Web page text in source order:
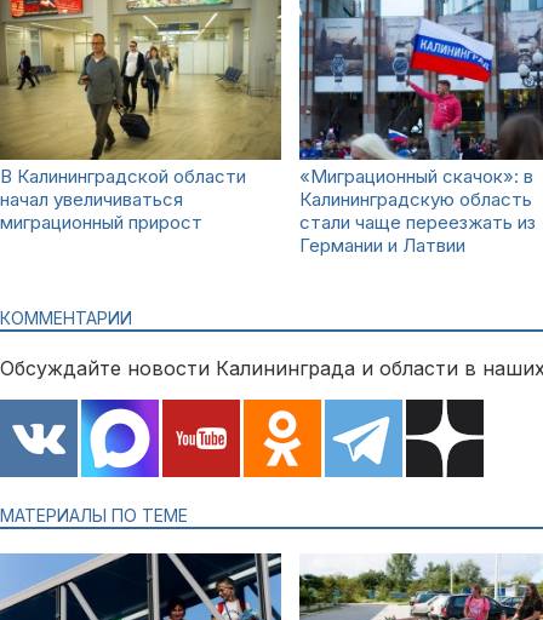
В Калининградской области
начал увеличиваться
миграционный прирост
«Миграционный скачок»: в
Калининградскую область
стали чаще переезжать из
Германии и Латвии
КОММЕНТАРИИ
Обсуждайте новости Калининграда и области в
МАТЕРИАЛЫ ПО ТЕМЕ